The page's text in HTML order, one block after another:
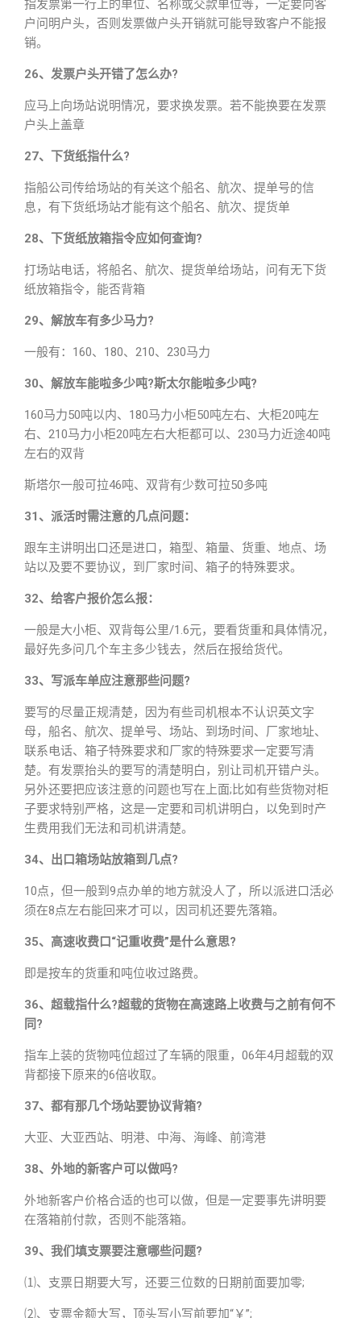
指发票第一行上的单位、名称或交款单位等，一定要向客
户问明户头，否则发票做户头开销就可能导致客户不能报
销。
26、发票户头开错了怎么办?
应马上向场站说明情况，要求换发票。若不能换要在发票
户头上盖章
27、下货纸指什么?
指船公司传给场站的有关这个船名、航次、提单号的信
息，有下货纸场站才能有这个船名、航次、提货单
28、下货纸放箱指令应如何查询?
打场站电话，将船名、航次、提货单给场站，问有无下货
纸放箱指令，能否背箱
29、解放车有多少马力?
一般有：160、180、210、230马力
30、解放车能啦多少吨?斯太尔能啦多少吨?
160马力50吨以内、180马力小柜50吨左右、大柜20吨左
右、210马力小柜20吨左右大柜都可以、230马力近途40吨
左右的双背
斯塔尔一般可拉46吨、双背有少数可拉50多吨
31、派活时需注意的几点问题：
跟车主讲明出口还是进口，箱型、箱量、货重、地点、场
站以及要不要协议，到厂家时间、箱子的特殊要求。
32、给客户报价怎么报：
一般是大小柜、双背每公里/1.6元，要看货重和具体情况，
最好先多问几个车主多少钱去，然后在报给货代。
33、写派车单应注意那些问题?
要写的尽量正规清楚，因为有些司机根本不认识英文字
母，船名、航次、提单号、场站、到场时间、厂家地址、
联系电话、箱子特殊要求和厂家的特殊要求一定要写清
楚。有发票抬头的要写的清楚明白，别让司机开错户头。
另外还要把应该注意的问题也写在上面;比如有些货物对柜
子要求特别严格，这是一定要和司机讲明白，以免到时产
生费用我们无法和司机讲清楚。
34、出口箱场站放箱到几点?
10点，但一般到9点办单的地方就没人了，所以派进口活必
须在8点左右能回来才可以，因司机还要先落箱。
35、高速收费口“记重收费”是什么意思?
即是按车的货重和吨位收过路费。
36、超载指什么?超载的货物在高速路上收费与之前有何不
同?
指车上装的货物吨位超过了车辆的限重，06年4月超载的双
背都接下原来的6倍收取。
37、都有那几个场站要协议背箱?
大亚、大亚西站、明港、中海、海峰、前湾港
38、外地的新客户可以做吗?
外地新客户价格合适的也可以做，但是一定要事先讲明要
在落箱前付款，否则不能落箱。
39、我们填支票要注意哪些问题?
⑴、支票日期要大写，还要三位数的日期前面要加零;
⑵、支票金额大写，顶头写小写前要加“￥”;